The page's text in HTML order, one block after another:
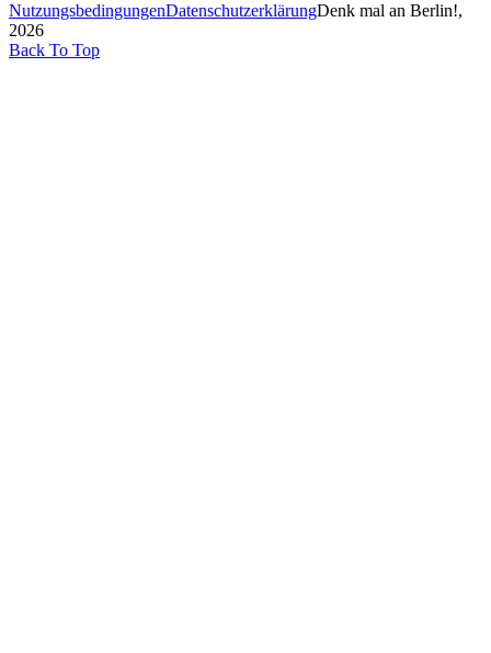
NutzungsbedingungenDatenschutzerklärungDenk mal an Berlin!,
2026
Back To Top